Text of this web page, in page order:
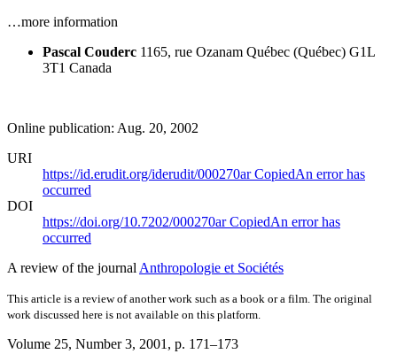
…more information
Pascal Couderc 1165, rue Ozanam Québec (Québec) G1L
3T1 Canada
Online publication: Aug. 20, 2002
URI
https://id.erudit.org/iderudit/000270arCopiedAn error has
occurred
DOI
https://doi.org/10.7202/000270arCopiedAn error has
occurred
A review of the journal Anthropologie et Sociétés
This article is a review of another work such as a book or a film. The original
work discussed here is not available on this platform.
Volume 25, Number 3, 2001 , p. 171–173